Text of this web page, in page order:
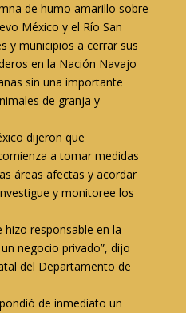
de humo amarillo sobre
México y el Río San
y municipios a cerrar sus
en la Nación Navajo
sin una importante
de granja y
dijeron que
a tomar medidas
áreas afectas y acordar
y monitoree los
hizo responsable en la
negocio privado”, dijo
del Departamento de
de inmediato un